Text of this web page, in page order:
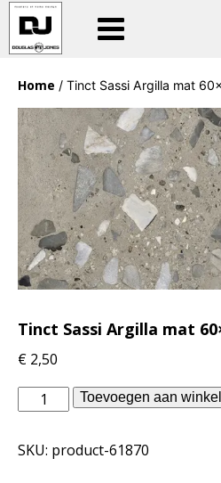
Home / Tinct Sassi Argilla mat
Tinct Sassi Argilla mat
€ 2,50
Douglas
Jones
-
Toevoegen aan
SKU: product-61870